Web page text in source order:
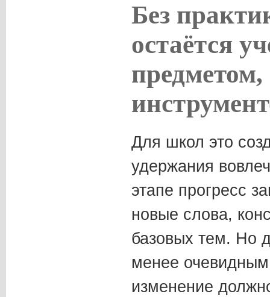
Без
остаётся
Для школ это
удержания
этапе прогресс
новые слова,
базовых тем. Но
менее
изменение